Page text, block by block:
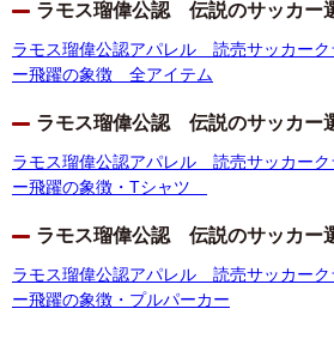
ラモス瑠偉公認 伝説のサッカー
ラモス瑠偉公認アパレル 読売サッカーク
ー飛躍の象徴 全アイテム
ラモス瑠偉公認 伝説のサッカ
ラモス瑠偉公認アパレル 読売サッカーク
ー飛躍の象徴・Tシャツ
ラモス瑠偉公認 伝説のサッカ
ラモス瑠偉公認アパレル 読売サッカーク
ー飛躍の象徴・プルパーカー